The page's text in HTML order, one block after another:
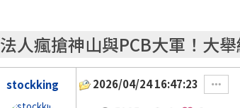
法人瘋搶神山與PCB大軍！大
stockking 2026/04/24 16:47:23